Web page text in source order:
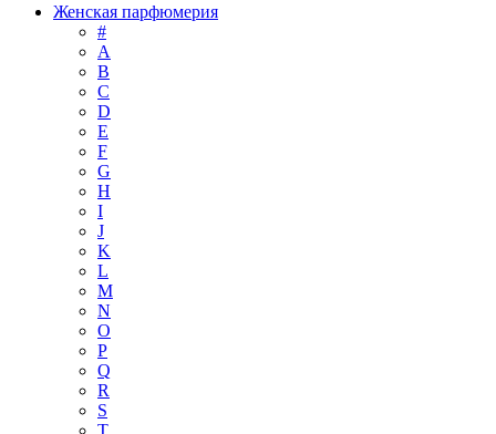
Женская парфюмерия
#
А
B
C
D
E
F
G
H
I
J
K
L
M
N
O
P
Q
R
S
T